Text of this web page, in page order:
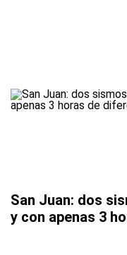
San Juan: dos
y con apenas 3